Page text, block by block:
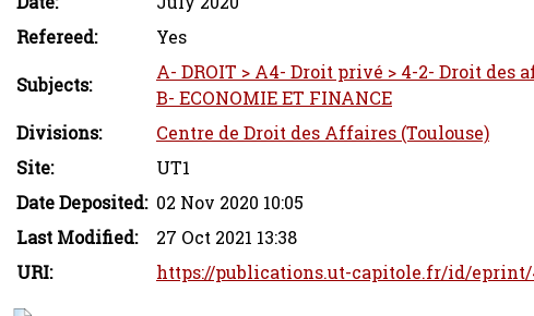
Refereed:
Yes
Subjects:
A- DROIT > A4- Droit privé > 4-2- Droit
B- ECONOMIE ET FINANCE
Divisions:
Centre de Droit des Affaires (Toulouse)
Site:
UT1
Date Deposited: 02 Nov 2020 10:05
Last Modified:
27 Oct 2021 13:38
URI:
https://publications.ut-capitole.fr/id/eprint/